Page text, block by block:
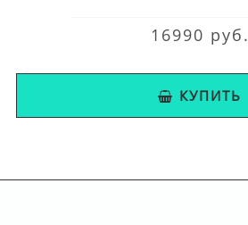
16990 руб.
КУПИТЬ